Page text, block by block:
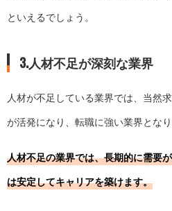
といえるでしょう。
3.人材不足が深刻な業界
人材が不足している業界では、当然
が活発になり、転職に強い業界となり
人材不足の業界では、長期的に需要
は安定してキャリアを築けます。